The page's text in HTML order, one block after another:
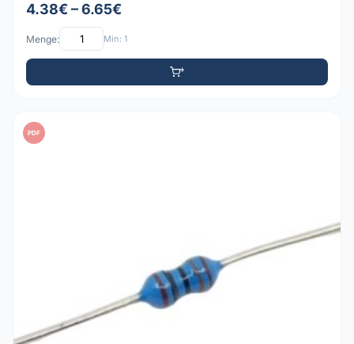
4.38€ – 6.65€
Menge: Min: 1
PDF